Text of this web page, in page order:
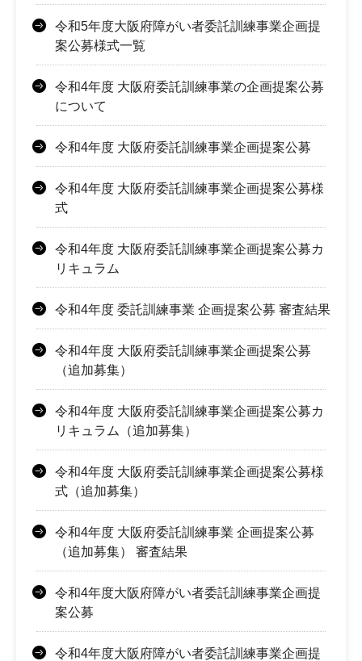
令和5年度大阪府障がい者委託訓練事業企画提
案公募様式一覧
令和4年度 大阪府委託訓練事業の企画提案公募
について
令和4年度 大阪府委託訓練事業企画提案公募
令和4年度 大阪府委託訓練事業企画提案公募様
式
令和4年度 大阪府委託訓練事業企画提案公募カ
リキュラム
令和4年度 委託訓練事業 企画提案公募 審査結果
令和4年度 大阪府委託訓練事業企画提案公募
（追加募集）
令和4年度 大阪府委託訓練事業企画提案公募カ
リキュラム（追加募集）
令和4年度 大阪府委託訓練事業企画提案公募様
式（追加募集）
令和4年度 大阪府委託訓練事業 企画提案公募
（追加募集） 審査結果
令和4年度大阪府障がい者委託訓練事業企画提
案公募
令和4年度大阪府障がい者委託訓練事業企画提